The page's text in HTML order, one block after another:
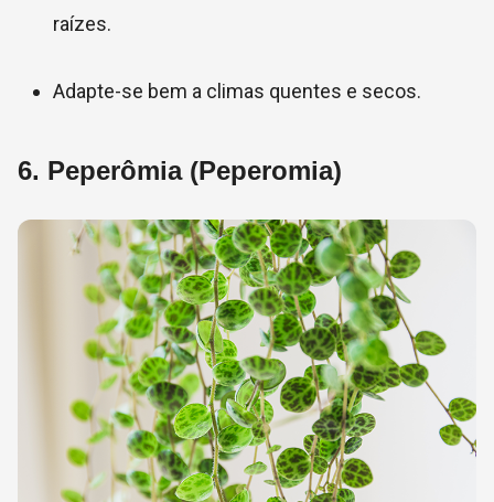
raízes.
Adapte-se bem a climas quentes e secos.
6. Peperômia (Peperomia)